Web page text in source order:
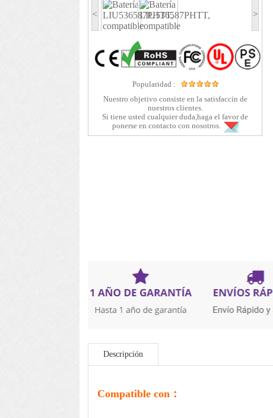
< >
Popularidad :
Nuestro objetivo consiste en la satisfaccin de
nuestros clientes.
Si tiene usted cualquier duda,haga el favor de
ponerse en contacto con nosotros.
Descripción
Compatible con：